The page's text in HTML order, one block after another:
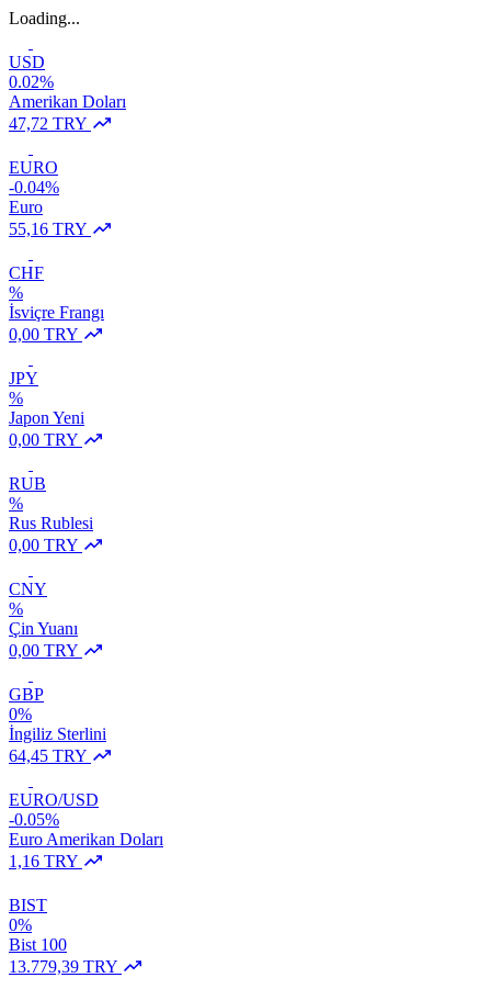
Loading...
USD
0.02%
Amerikan Doları
47,72 TRY
EURO
-0.04%
Euro
55,16 TRY
CHF
%
İsviçre Frangı
0,00 TRY
JPY
%
Japon Yeni
0,00 TRY
RUB
%
Rus Rublesi
0,00 TRY
CNY
%
Çin Yuanı
0,00 TRY
GBP
0%
İngiliz Sterlini
64,45 TRY
EURO/USD
-0.05%
Euro Amerikan Doları
1,16 TRY
BIST
0%
Bist 100
13.779,39 TRY